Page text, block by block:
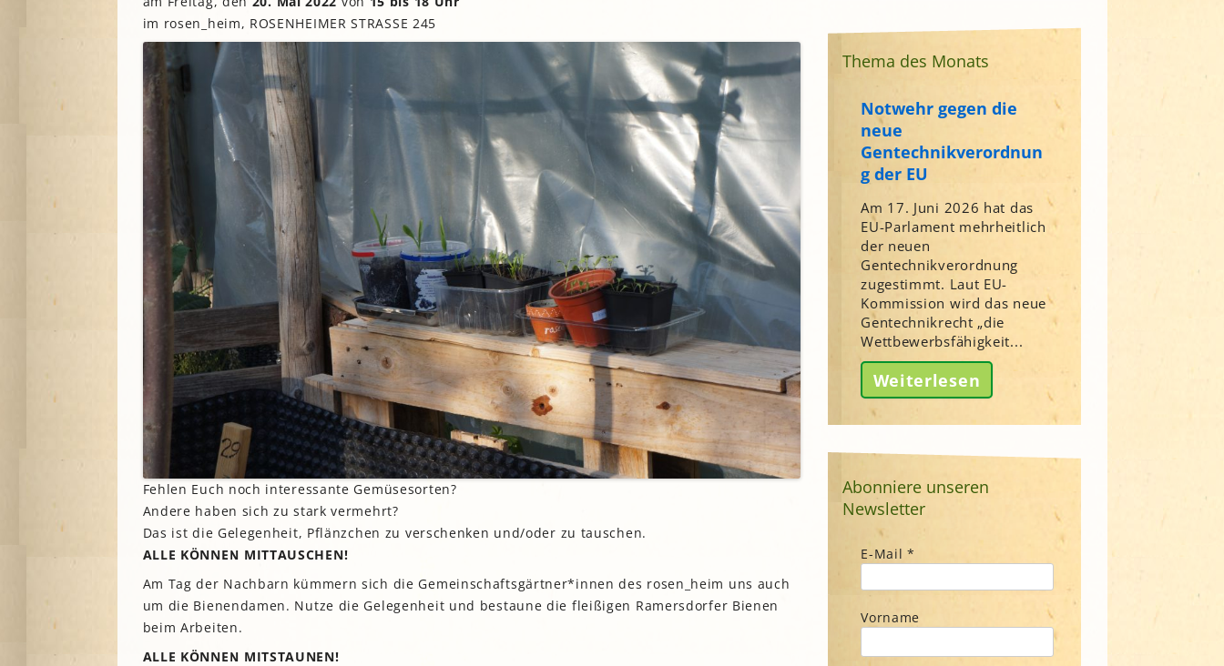
Agropolis
Mikrofarm Ingelsberg:
Gartenparzellen für Hobby-
Prälatengarten im Kloster
Schäftlarn
Umweltgarten Neubiberg
im rosen_heim, ROSENHEIMER STRASSE 245
Fehlen Euch noch interessante Gemüsesorten?
Andere haben sich zu stark vermehrt?
Das ist die Gelegenheit, Pflänzchen zu verschenken und/oder zu tauschen.
ALLE KÖNNEN MITTAUSCHEN!
Am Tag der Nachbarn kümmern sich die Gemeinschaftsgärtner*innen des rosen_heim uns auch
um die Bienendamen. Nutze die Gelegenheit und bestaune die fleißigen Ramersdorfer Bienen
beim Arbeiten.
ALLE KÖNNEN MITSTAUNEN!
Thema des Monats
Notwehr gegen die
neue
Gentechnikverordnun
g der EU
Am 17. Juni 2026 hat das
EU-Parlament mehrheitlich
der neuen
Gentechnikverordnung
zugestimmt. Laut EU-
Kommission wird das neue
Gentechnikrecht „die
Wettbewerbsfähigkeit...
Weiterlesen
Abonniere unseren
Newsletter
E-Mail*
Vorname